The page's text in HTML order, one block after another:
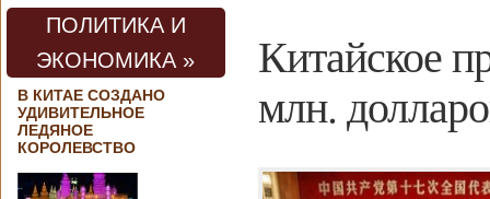
ПОЛИТИКА И
ЭКОНОМИКА »
В КИТАЕ СОЗДАНО
УДИВИТЕЛЬНОЕ
ЛЕДЯНОЕ
КОРОЛЕВСТВО
Китайское
млн.